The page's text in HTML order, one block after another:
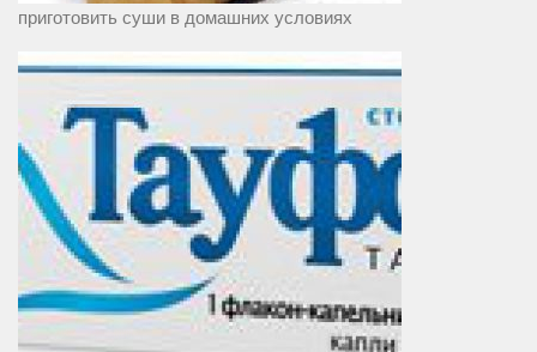
приготовить суши в домашних условиях